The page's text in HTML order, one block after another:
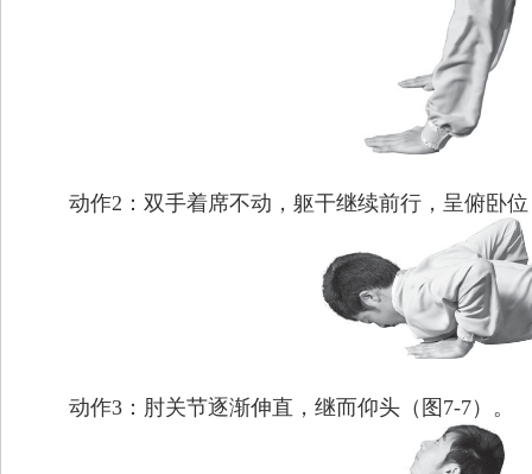
动作2：双手着席不动，躯干继续前行，呈俯卧
动作3：肘关节逐渐伸直，继而仰头（图7-7）。